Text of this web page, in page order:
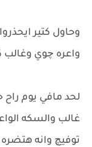
وحاول كتير
واعره چوي
لحد مافي يوم راح
غالب والسكه
توفيچ وانه